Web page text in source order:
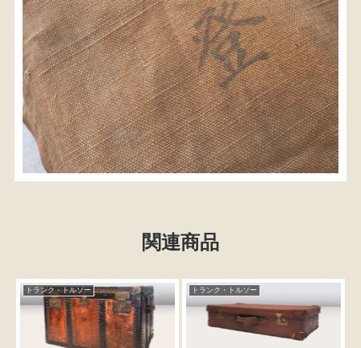
関連商品
トランク・トルソー トランク・トルソー